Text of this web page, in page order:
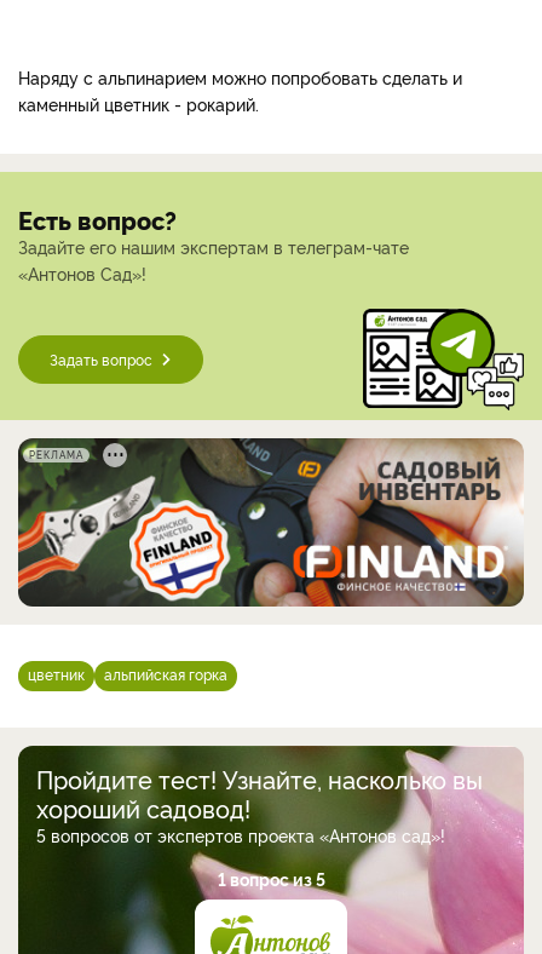
Наряду с альпинарием можно попробовать сделать и
каменный цветник - рокарий.
Есть вопрос?
Задайте его нашим экспертам в телеграм-чате
«Антонов Сад»!
Задать вопрос
РЕКЛАМА
цветник альпийская горка
Пройдите тест! Узнайте, насколько вы
хороший садовод!
5 вопросов от экспертов проекта «Антонов сад»!
1 вопрос из 5